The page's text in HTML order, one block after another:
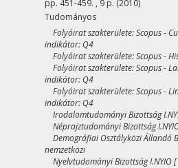
pp. 451-459. , 9 p. (2010)
Tudományos
Folyóirat szakterülete: Scopus -
indikátor: Q4
Folyóirat szakterülete: Scopus -
Folyóirat szakterülete: Scopus -
indikátor: Q4
Folyóirat szakterülete: Scopus -
indikátor: Q4
Irodalomtudományi Bizottság
Néprajztudományi Bizottság
Demográfiai Osztályközi Állandó
nemzetközi
Nyelvtudományi Bizottság I.NYIO